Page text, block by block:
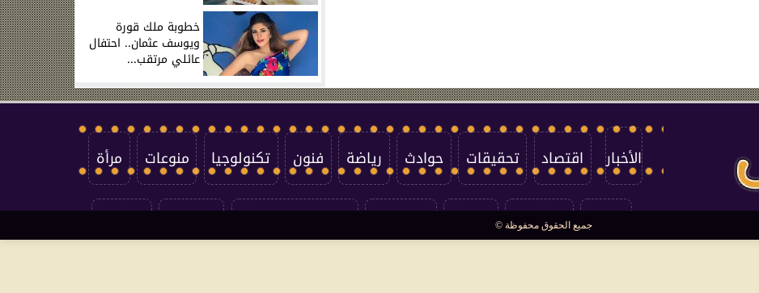
خطوبة ملك قورة
ويوسف عثمان.. احتفال
عائلي مرتقب...
الأخبار اقتصاد تحقيقات حوادث رياضة فنون تكنولوجيا منوعات مرأة
العالم سوشيال
جميع الحقوق محفوظة ©